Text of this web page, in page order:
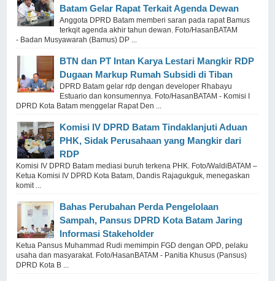
Batam Gelar Rapat Terkait Agenda Dewan
Anggota DPRD Batam memberi saran pada rapat Bamus
terkqit agenda akhir tahun dewan. Foto/HasanBATAM
- Badan Musyawarah (Bamus) DP ...
BTN dan PT Intan Karya Lestari Mangkir RDP
Dugaan Markup Rumah Subsidi di Tiban
DPRD Batam gelar rdp dengan developer Rhabayu
Estuario dan konsumennya. Foto/HasanBATAM - Komisi I
DPRD Kota Batam menggelar Rapat Den ...
Komisi IV DPRD Batam Tindaklanjuti Aduan
PHK, Sidak Perusahaan yang Mangkir dari
RDP
Komisi IV DPRD Batam mediasi buruh terkena PHK. Foto/WaldiBATAM –
Ketua Komisi IV DPRD Kota Batam, Dandis Rajagukguk, menegaskan
komit ...
Bahas Perubahan Perda Pengelolaan
Sampah, Pansus DPRD Kota Batam Jaring
Informasi Stakeholder
Ketua Pansus Muhammad Rudi memimpin FGD dengan OPD, pelaku
usaha dan masyarakat. Foto/HasanBATAM - Panitia Khusus (Pansus)
DPRD Kota B ...